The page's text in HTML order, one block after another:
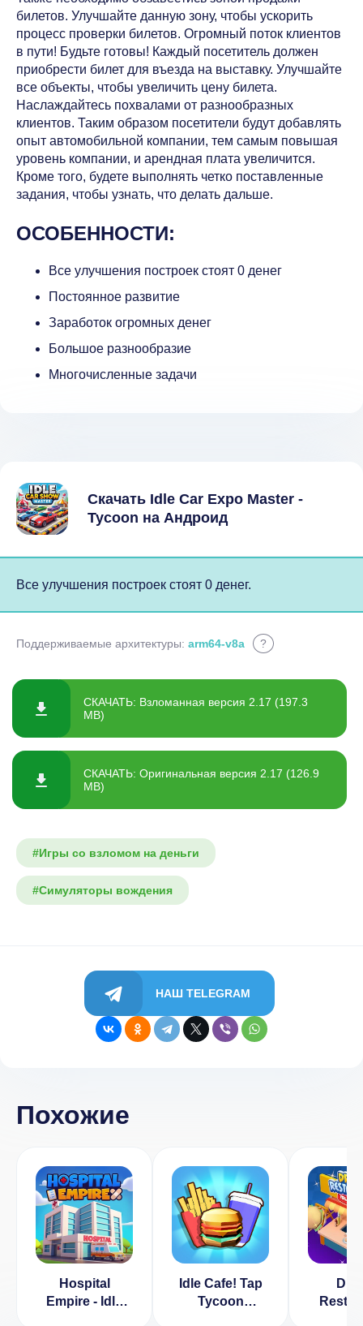
билетов. Улучшайте данную зону, чтобы ускорить
процесс проверки билетов. Огромный поток клиентов
в пути! Будьте готовы! Каждый посетитель должен
приобрести билет для въезда на выставку. Улучшайте
все объекты, чтобы увеличить цену билета.
Наслаждайтесь похвалами от разнообразных
клиентов. Таким образом посетители будут добавлять
опыт автомобильной компании, тем самым повышая
уровень компании, и арендная плата увеличится.
Кроме того, будете выполнять четко поставленные
задания, чтобы узнать, что делать дальше.
ОСОБЕННОСТИ:
Все улучшения построек стоят 0 денег
Постоянное развитие
Заработок огромных денег
Большое разнообразие
Многочисленные задачи
Скачать Idle Car Expo Master -
Tycoon на Андроид
Все улучшения построек стоят 0 денег.
Поддерживаемые архитектуры: arm64-v8a ?
СКАЧАТЬ: Взломанная версия 2.17 (197.3
MB)
СКАЧАТЬ: Оригинальная версия 2.17 (126.9
MB)
#Игры со взломом на деньги
#Симуляторы вождения
НАШ TELEGRAM
Похожие
Hospital
Empire - Idle
Idle Cafe! Tap
Tycoon